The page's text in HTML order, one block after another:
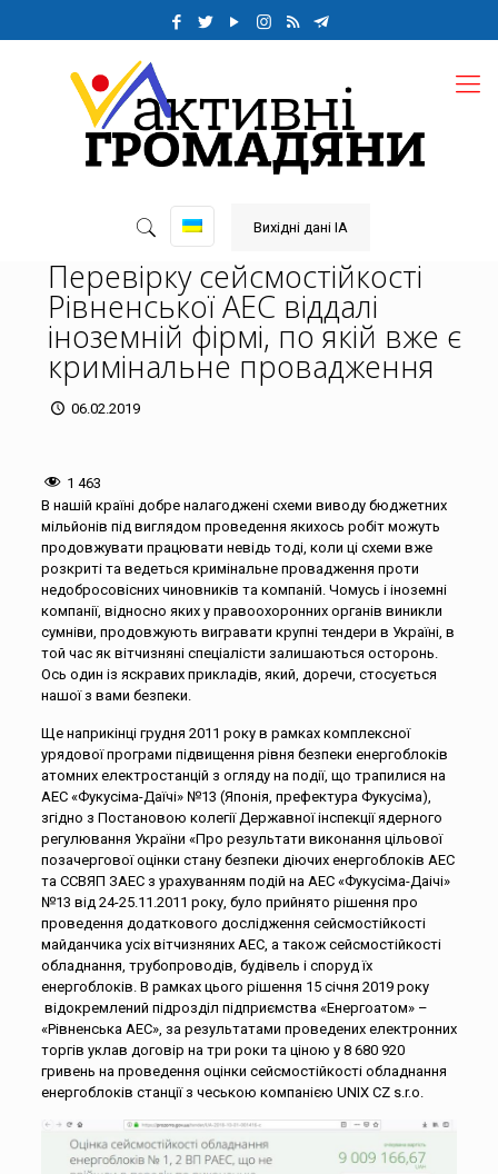
Вихідні дані ІА
Перевірку сейсмостійкості
Рівненської АЕС віддалі
іноземній фірмі, по якій вже є
кримінальне провадження
06.02.2019
1 463
В нашій країні добре налагоджені схеми виводу бюджетних
мільйонів під виглядом проведення якихось робіт можуть
продовжувати працювати невідь тоді, коли ці схеми вже
розкриті та ведеться кримінальне провадження проти
недобросовісних чиновників та компаній. Чомусь і іноземні
компанії, відносно яких у правоохоронних органів виникли
сумніви, продовжують вигравати крупні тендери в Україні, в
той час як вітчизняні спеціалісти залишаються осторонь.
Ось один із яскравих прикладів, який, доречи, стосується
нашої з вами безпеки.
Ще наприкінці грудня 2011 року в рамках комплексної
урядової програми підвищення рівня безпеки енергоблоків
атомних електростанцій з огляду на події, що трапилися на
АЕС «Фукусіма-Даїчі» №13 (Японія, префектура Фукусіма),
згідно з Постановою колегії Державної інспекції ядерного
регулювання України «Про результати виконання цільової
позачергової оцінки стану безпеки діючих енергоблоків АЕС
та ССВЯП ЗАЕС з урахуванням подій на АЕС «Фукусіма-Даічі»
№13 від 24-25.11.2011 року, було прийнято рішення про
проведення додаткового дослідження сейсмостійкості
майданчика усіх вітчизняних АЕС, а також сейсмостійкості
обладнання, трубопроводів, будівель і споруд їх
енергоблоків. В рамках цього рішення 15 січня 2019 року
відокремлений підрозділ підприємства «Енергоатом» –
«Рівненська АЕС», за результатами проведених електронних
торгів уклав договір на три роки та ціною у 8 680 920
гривень на проведення оцінки сейсмостійкості обладнання
енергоблоків станції з чеською компанією UNIX CZ s.r.o.